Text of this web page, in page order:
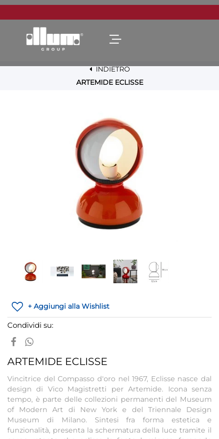
Open menu
INDIETRO
ARTEMIDE ECLISSE
+ Aggiungi alla Wishlist
Condividi su:
ARTEMIDE ECLISSE
Vincitrice del Compasso d'oro nel 1967, Eclisse nasce dal
design di Vico Magistretti per Artemide. Icona senza
tempo, è parte delle collezioni permanenti del Museum
of Modern Art di New York e del Triennale Design
Museum di Milano. Sintesi fra forma estetica e
funzionalità, presenta la schermatura della luce tramite il